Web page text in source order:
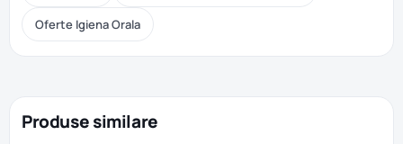
Oferte Igiena Orala
Produse similare